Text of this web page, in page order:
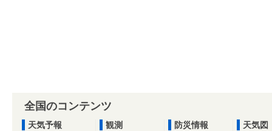
全国のコンテンツ
天気予報
観測
防災情報
天気図